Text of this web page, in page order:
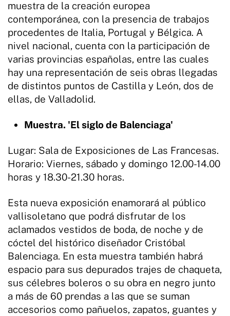
muestra de la creación europea
contemporánea, con la presencia de trabajos
procedentes de Italia, Portugal y Bélgica. A
nivel nacional, cuenta con la participación de
varias provincias españolas, entre las cuales
hay una representación de seis obras llegadas
de distintos puntos de Castilla y León, dos de
ellas, de Valladolid.
Muestra. 'El siglo de Balenciaga'
Lugar: Sala de Exposiciones de Las Francesas.
Horario: Viernes, sábado y domingo 12.00-14.00
horas y 18.30-21.30 horas.
Esta nueva exposición enamorará al público
vallisoletano que podrá disfrutar de los
aclamados vestidos de boda, de noche y de
cóctel del histórico diseñador Cristóbal
Balenciaga. En esta muestra también habrá
espacio para sus depurados trajes de chaqueta,
sus célebres boleros o su obra en negro junto
a más de 60 prendas a las que se suman
accesorios como pañuelos, zapatos, guantes y